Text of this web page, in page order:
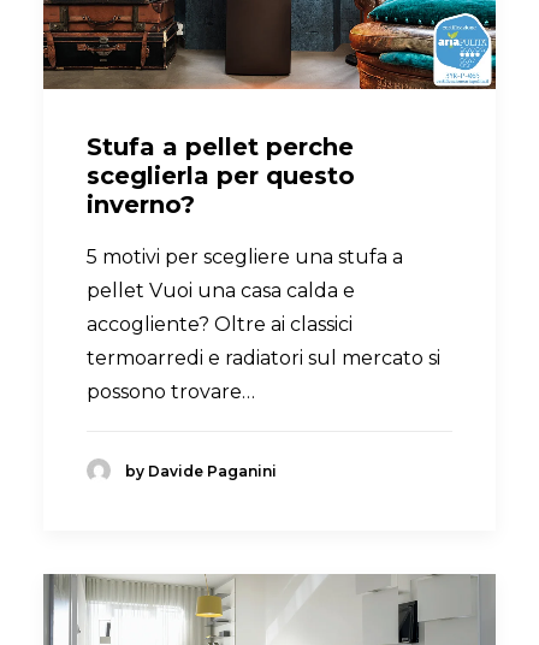
Stufa a pellet perche
sceglierla per questo
inverno?
5 motivi per scegliere una stufa a
pellet Vuoi una casa calda e
accogliente? Oltre ai classici
termoarredi e radiatori sul mercato si
possono trovare…
by Davide Paganini